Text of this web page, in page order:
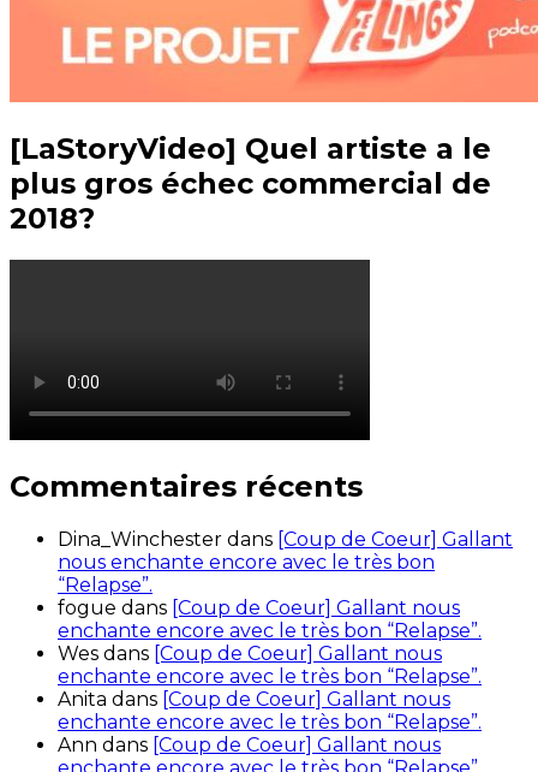
[LaStoryVideo] Quel artiste a le
plus gros échec commercial de
2018?
Commentaires récents
Dina_Winchester dans [Coup de Coeur] Gallant
nous enchante encore avec le très bon
“Relapse”.
fogue dans [Coup de Coeur] Gallant nous
enchante encore avec le très bon “Relapse”.
Wes dans [Coup de Coeur] Gallant nous
enchante encore avec le très bon “Relapse”.
Anita dans [Coup de Coeur] Gallant nous
enchante encore avec le très bon “Relapse”.
Ann dans [Coup de Coeur] Gallant nous